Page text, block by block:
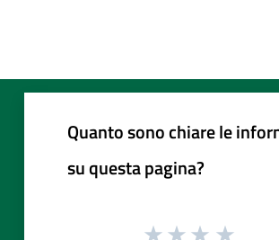
Quanto sono chiare le
su questa pagina?